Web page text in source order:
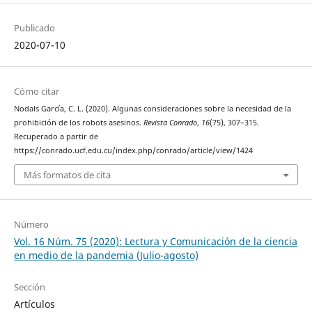
Publicado
2020-07-10
Cómo citar
Nodals García, C. L. (2020). Algunas consideraciones sobre la necesidad de la
prohibición de los robots asesinos. Revista Conrado, 16(75), 307–315.
Recuperado a partir de
https://conrado.ucf.edu.cu/index.php/conrado/article/view/1424
Más formatos de cita
Número
Vol. 16 Núm. 75 (2020): Lectura y Comunicación de la ciencia
en medio de la pandemia (Julio-agosto)
Sección
Artículos